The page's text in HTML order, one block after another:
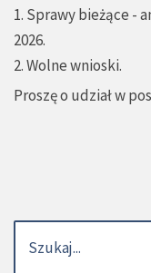
1. Sprawy bieżące -
2026.
2. Wolne wnioski.
Proszę o udział w